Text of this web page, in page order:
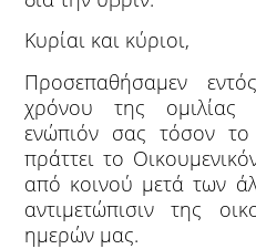
Κυρίαι και κύριοι,
Προσεπαθήσαμεν
χρόνου της ομιλίας
ενώπιόν σας τόσον
πράττει το
από κοινού μετά των
αντιμετώπισιν της
ημερών μας.